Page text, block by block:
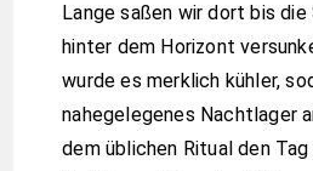
Lange saßen wir dort bis
hinter dem Horizont
wurde es merklich kühler,
nahegelegenes Nachtlager
dem üblichen Ritual den